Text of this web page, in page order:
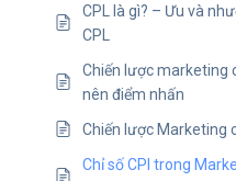
CPL là gì? – Ưu và
CPL
Chiến lược marketing
nên điểm nhấn
Chiến lược Marketing
Chỉ số CPI trong